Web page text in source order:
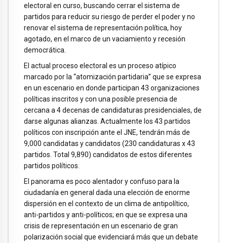
electoral en curso, buscando cerrar el sistema de
partidos para reducir su riesgo de perder el poder y no
renovar el sistema de representación política, hoy
agotado, en el marco de un vaciamiento y recesión
democrática.
El actual proceso electoral es un proceso atípico
marcado por la “atomización partidaria” que se expresa
en un escenario en donde participan 43 organizaciones
políticas inscritos y con una posible presencia de
cercana a 4 decenas de candidaturas presidenciales, de
darse algunas alianzas. Actualmente los 43 partidos
políticos con inscripción ante el JNE, tendrán más de
9,000 candidatas y candidatos (230 candidaturas x 43
partidos. Total 9,890) candidatos de estos diferentes
partidos políticos.
El panorama es poco alentador y confuso para la
ciudadanía en general dada una elección de enorme
dispersión en el contexto de un clima de antipolítico,
anti-partidos y anti-políticos; en que se expresa una
crisis de representación en un escenario de gran
polarización social que evidenciará más que un debate